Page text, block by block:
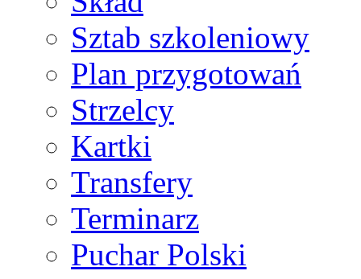
Sztab szkoleniowy
Plan przygotowań
Strzelcy
Kartki
Transfery
Terminarz
Puchar Polski